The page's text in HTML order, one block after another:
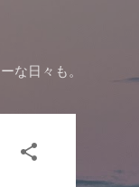
な日々も。